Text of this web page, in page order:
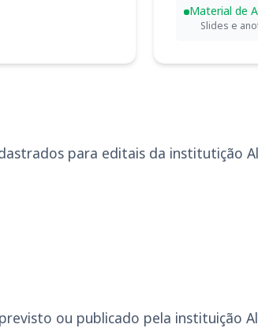
Material de
Slides e
para editais da institutição
ou publicado pela instituição